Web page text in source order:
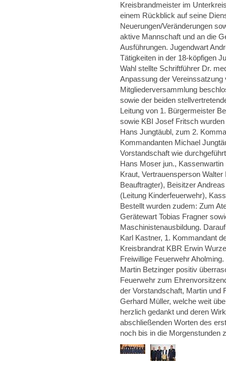
Kreisbrandmeister im
einem Rückblick auf seine
Neuerungen/Veränderungen
aktive Mannschaft und an die
Ausführungen. Jugendwart
Tätigkeiten in der 18-köpfigen
Wahl stellte Schriftführer Dr.
Anpassung der
Mitgliederversammlung
sowie der beiden
Leitung von 1. Bürgermeister
sowie KBI Josef Fritsch
Hans Jungtäubl, zum 2.
Kommandanten Michael
Vorstandschaft wie
Hans Moser jun.,
Kraut, Vertrauensperson
Beauftragter), Beisitzer
(Leitung Kinderfeuerwehr),
Bestellt wurden zudem: Zum
Gerätewart Tobias Fragner
Maschinistenausbildung.
Karl Kastner, 1. Kommandant
Kreisbrandrat KBR Erwin
Freiwillige Feuerwehr
Martin Betzinger positiv
Feuerwehr zum
der Vorstandschaft, Martin und
Gerhard Müller, welche weit
herzlich gedankt und deren
abschließenden Worten des
noch bis in die Morgenstunden